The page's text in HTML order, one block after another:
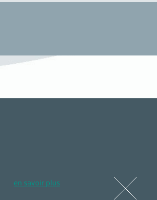
en savoir plus